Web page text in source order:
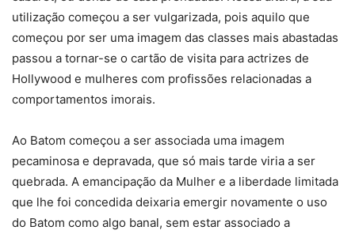
utilização começou a ser vulgarizada, pois aquilo que
começou por ser uma imagem das classes mais abastadas
passou a tornar-se o cartão de visita para actrizes de
Hollywood e mulheres com profissões relacionadas a
comportamentos imorais.
Ao Batom começou a ser associada uma imagem
pecaminosa e depravada, que só mais tarde viria a ser
quebrada. A emancipação da Mulher e a liberdade limitada
que lhe foi concedida deixaria emergir novamente o uso
do Batom como algo banal, sem estar associado a